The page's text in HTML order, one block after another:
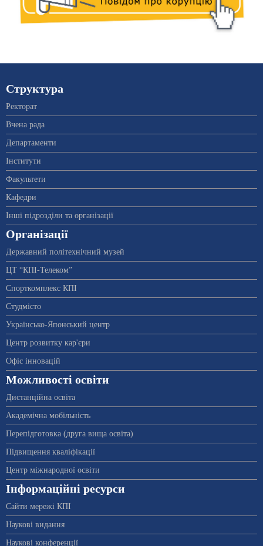
Структура
Ректорат
Вчена рада
Департаменти
Інститути
Факультети
Кафедри
Інші підрозділи та організації
Організації
Державний політехнічний музей
ЦТ “КПІ-Телеком”
Спорткомплекс КПІ
Студмісто
Українсько-Японський центр
Центр розвитку кар'єри
Офіс інновацій
Можливості освіти
Дистанційна освіта
Академічна мобільність
Перепідготовка (друга вища освіта)
Підвищення кваліфікації
Центр міжнародної освіти
Інформаційні ресурси
Сайти мережі КПІ
Наукові видання
Наукові конференції